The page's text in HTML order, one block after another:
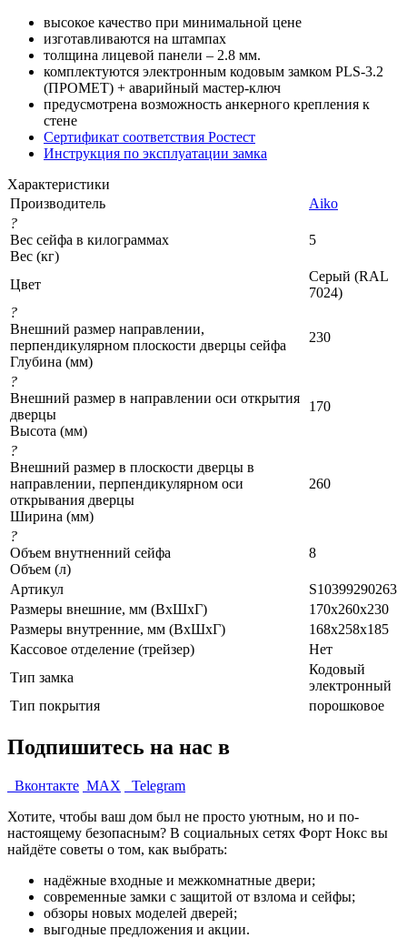
высокое качество при минимальной цене
изготавливаются на штампах
толщина лицевой панели – 2.8 мм.
комплектуются электронным кодовым замком PLS-3.2
(ПРОМЕТ) + аварийный мастер-ключ
предусмотрена возможность анкерного крепления к
стене
Сертификат соответствия Ростест
Инструкция по эксплуатации замка
Характеристики
Производитель
Aiko
?
Вес сейфа в килограммах
Вес (кг)
5
Цвет
Серый (RAL
7024)
?
Внешний размер направлении,
перпендикулярном плоскости дверцы сейфа
Глубина (мм)
230
?
Внешний размер в направлении оси открытия
дверцы
Высота (мм)
170
?
Внешний размер в плоскости дверцы в
направлении, перпендикулярном оси
открывания дверцы
Ширина (мм)
260
?
Объем внутненний сейфа
Объем (л)
8
Артикул
S10399290263
Размеры внешние, мм (ВхШхГ)
170x260x230
Размеры внутренние, мм (ВхШхГ)
168x258x185
Кассовое отделение (трейзер)
Нет
Тип замка
Кодовый
электронный
Тип покрытия
порошковое
Подпишитесь на нас в
Вконтакте MAX
Telegram
Хотите, чтобы ваш дом был не просто уютным, но и по-
настоящему безопасным? В социальных сетях Форт Нокс вы
найдёте советы о том, как выбрать:
надёжные входные и межкомнатные двери;
современные замки с защитой от взлома и сейфы;
обзоры новых моделей дверей;
выгодные предложения и акции.